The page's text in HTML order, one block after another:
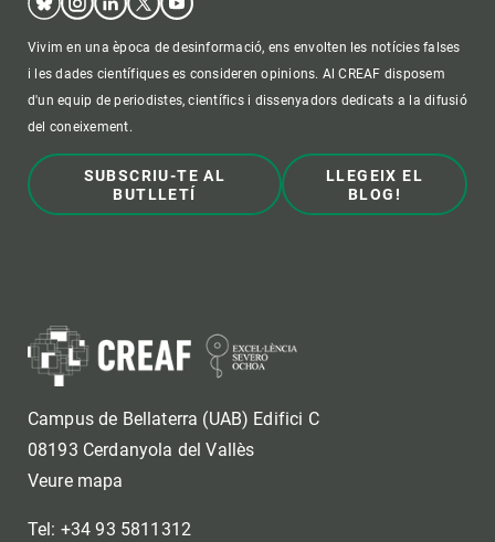
Vivim en una època de desinformació, ens envolten les notícies falses
i les dades científiques es consideren opinions. Al CREAF disposem
d'un equip de periodistes, científics i dissenyadors dedicats a la difusió
del coneixement.
SUBSCRIU-TE AL
BUTLLETÍ
LLEGEIX EL
BLOG!
Campus de Bellaterra (UAB) Edifici C
08193 Cerdanyola del Vallès
Veure mapa
Tel: +34 93 5811312